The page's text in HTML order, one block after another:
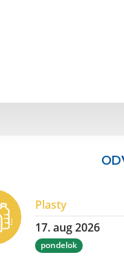
Plasty
17. aug 2026
pondelok